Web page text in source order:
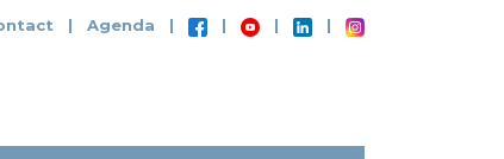
| Agenda | | | |